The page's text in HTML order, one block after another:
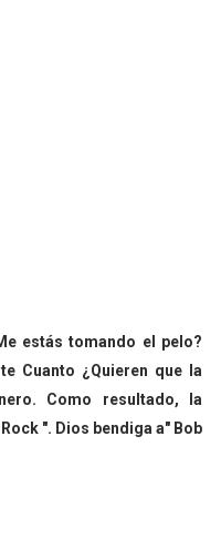
estás tomando el pelo?
Cuanto ¿Quieren que la
Como resultado, la
". Dios bendiga a" Bob